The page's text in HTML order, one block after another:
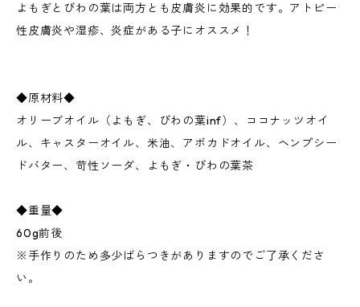
よもぎとびわの葉は両方とも皮膚炎に効果的です。アトピー
性皮膚炎や湿疹、炎症がある子にオススメ！
◆原材料◆
オリーブオイル（よもぎ、びわの葉inf）、ココナッツオイ
ル、キャスターオイル、米油、アボカドオイル、ヘンプシー
ドバター、苛性ソーダ、よもぎ・びわの葉茶
◆重量◆
60g前後
※手作りのため多少ばらつきがありますのでご了承くださ
い。